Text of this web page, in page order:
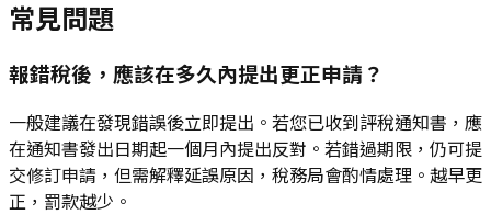
常見問題
報錯稅後，應該在多久內提出更正申請？
一般建議在發現錯誤後立即提出。若您已收到評稅通知書，應
在通知書發出日期起一個月內提出反對。若錯過期限，仍可提
交修訂申請，但需解釋延誤原因，稅務局會酌情處理。越早更
正，罰款越少。